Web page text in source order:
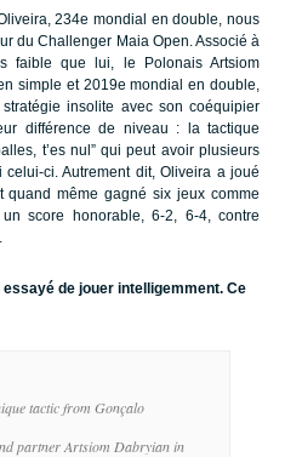
234e mondial en double, nous
du Challenger Maia Open. Associé à
faible que lui, le Polonais Artsiom
simple et 2019e mondial en double,
insolite avec son coéquipier
différence de niveau : la tactique
t’es nul” qui peut avoir plusieurs
ci. Autrement dit, Oliveira a joué
quand même gagné six jeux comme
score honorable, 6-2, 6-4, contre
essayé de jouer intelligemment. Ce
tactic from Gonçalo
partner Artsiom Dabryian in